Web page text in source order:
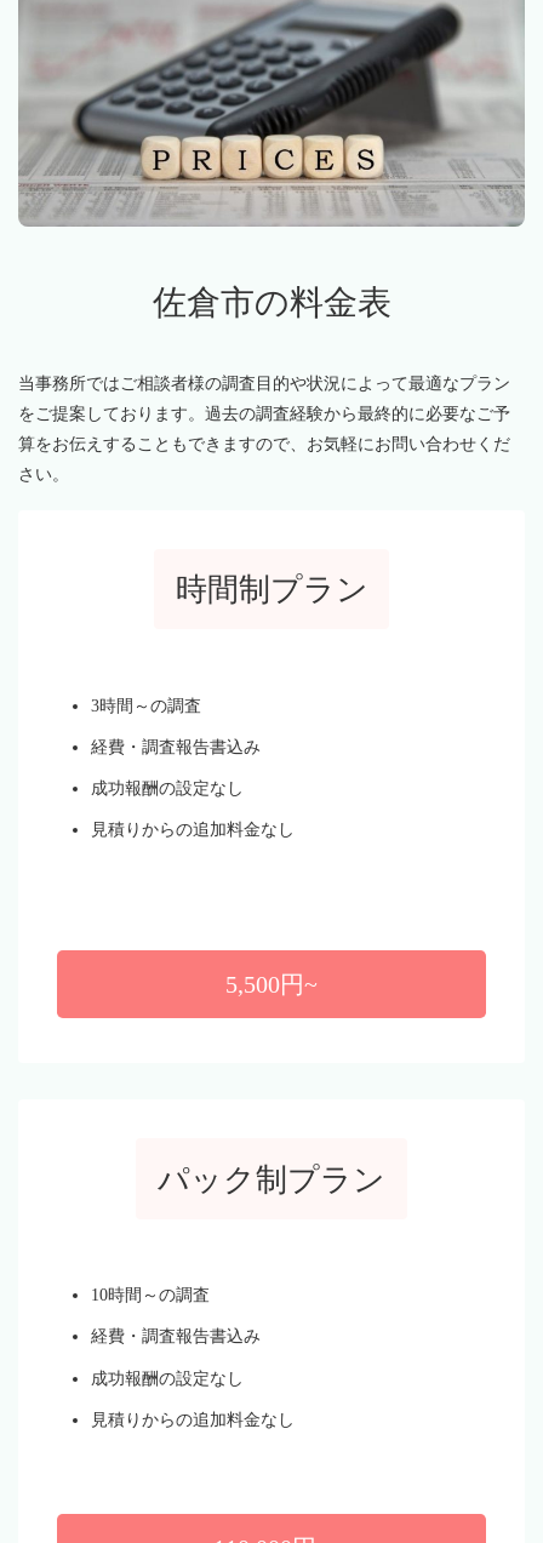
佐倉市の料金表
当事務所ではご相談者様の調査目的や状況によって最適なプラン
をご提案しております。過去の調査経験から最終的に必要なご予
算をお伝えすることもできますので、お気軽にお問い合わせくだ
さい。
時間制プラン
3時間～の調査
経費・調査報告書込み
成功報酬の設定なし
見積りからの追加料金なし
5,500円~
パック制プラン
10時間～の調査
経費・調査報告書込み
成功報酬の設定なし
見積りからの追加料金なし